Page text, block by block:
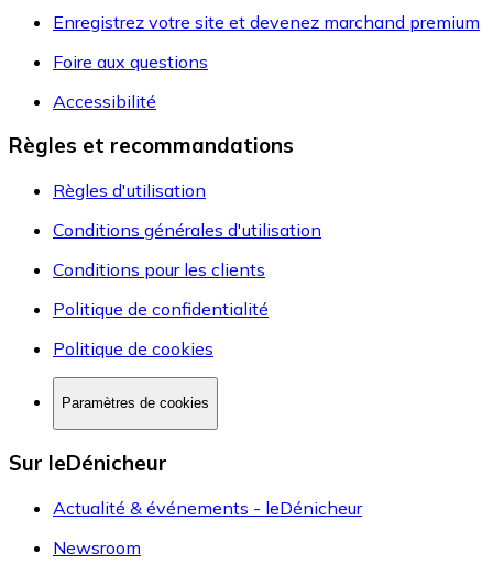
Enregistrez votre site et devenez marchand premium
Foire aux questions
Accessibilité
Règles et recommandations
Règles d'utilisation
Conditions générales d'utilisation
Conditions pour les clients
Politique de confidentialité
Politique de cookies
Paramètres de cookies
Sur leDénicheur
Actualité & événements - leDénicheur
Newsroom